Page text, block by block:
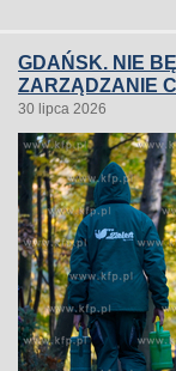
GDAŃSK. NIE
ZARZĄDZANIE
30 lipca 2026